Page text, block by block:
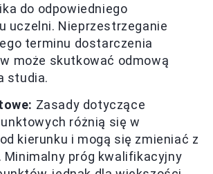
do odpowiedniego
uczelni. Nieprzestrzeganie
terminu dostarczenia
może skutkować odmową
studia.
Zasady dotyczące
różnią się w
kierunku i mogą się zmieniać z
Minimalny próg kwalifikacyjny